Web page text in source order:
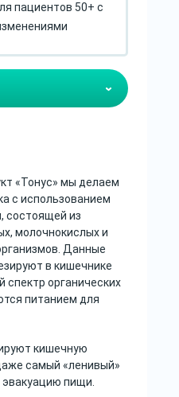
пациентов 50+ с
«Тонус» мы делаем
с использованием
состоящей из
молочнокислых и
Данные
в кишечнике
спектр органических
питанием для
кишечную
самый «ленивый»
эвакуацию пищи.